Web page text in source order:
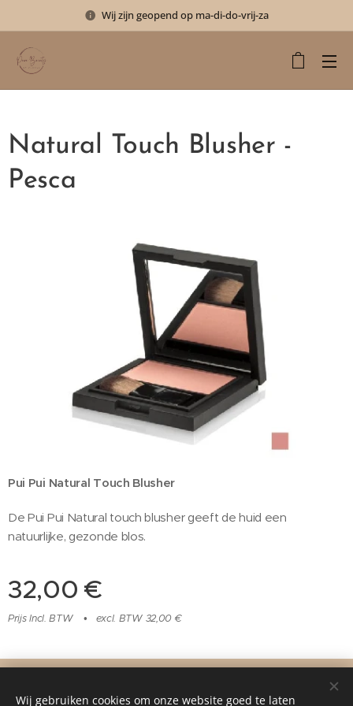
Wij zijn geopend op ma-di-do-vrij-za
Natural Touch Blusher -
Pesca
Pui Pui Natural Touch Blusher
De Pui Pui Natural touch blusher geeft de huid een
natuurlijke, gezonde blos.
32,00 €
Prijs Incl. BTW excl. BTW 32,00 €
5151 BL Drunen,
06-15221740
Wij gebruiken cookies om onze website goed te laten